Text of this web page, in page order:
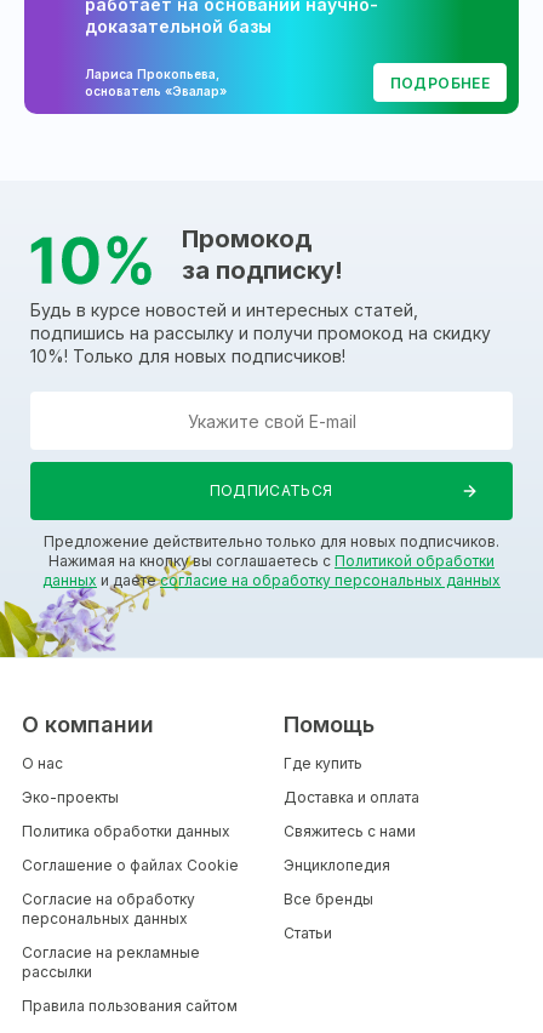
работает на основании научно-
доказательной базы
Лариса Прокопьева,
основатель «Эвалар»
ПОДРОБНЕЕ
Промокод
за подписку!
Будь в курсе новостей и интересных статей,
подпишись на рассылку и получи промокод на скидку
10%! Только для новых подписчиков!
Предложение действительно только для новых подписчиков.
Нажимая на кнопку вы соглашаетесь с Политикой обработки
данных и даетесогласие на обработку персональных данных
О компании
О нас
Эко-проекты
Политика обработки данных
Соглашение о файлах Cookie
Согласие на обработку
персональных данных
Согласие на рекламные
рассылки
Правила пользования сайтом
Помощь
Где купить
Доставка и оплата
Свяжитесь с нами
Энциклопедия
Все бренды
Статьи